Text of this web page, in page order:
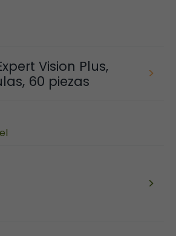
Vision Plus,
60 piezas
>
>